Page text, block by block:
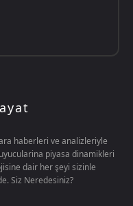
haberleri ve analizleriyle
piyasa dinamikleri
dair her şeyi sizinle
Siz Neredesiniz?